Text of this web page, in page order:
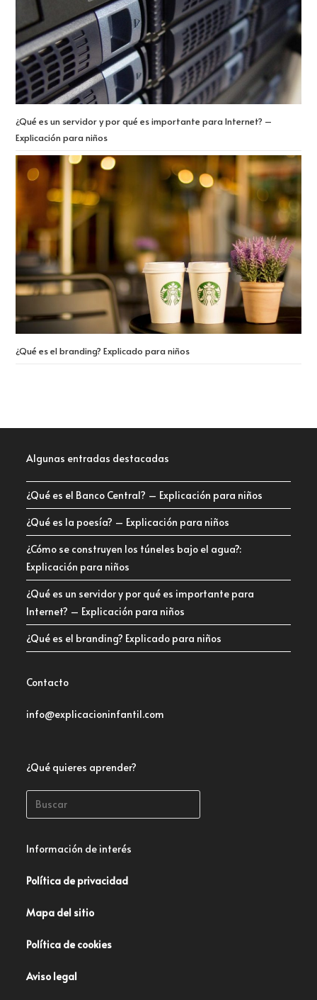
¿Qué es un servidor y por qué es importante para Internet? –
Explicación para niños
¿Qué es el branding? Explicado para niños
Algunas entradas destacadas
¿Qué es el Banco Central? – Explicación para niños
¿Qué es la poesía? – Explicación para niños
¿Cómo se construyen los túneles bajo el agua?:
Explicación para niños
¿Qué es un servidor y por qué es importante para
Internet? – Explicación para niños
¿Qué es el branding? Explicado para niños
Contacto
info@explicacioninfantil.com
¿Qué quieres aprender?
Información de interés
Política de privacidad
Mapa del sitio
Política de cookies
Aviso legal